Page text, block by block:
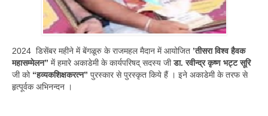
2024 डिसेंबर महीने में बेंगळूरु के राजमहल मैदान में आयोजित ’तीसरा विश्व हैवक
महासम्मेलन” में हमारे अकाडेमी के कार्यपरिषद् सदस्य जीडा.रवीन्द्र कृष्ण भट्ट सूरि
जी को “हव्यकशिक्षकरत्न” पुरस्कार से पुरस्कृत किये हैं । इने अकाडेमी के तरफ से
हृत्पूर्वक अभिनन्दन ।